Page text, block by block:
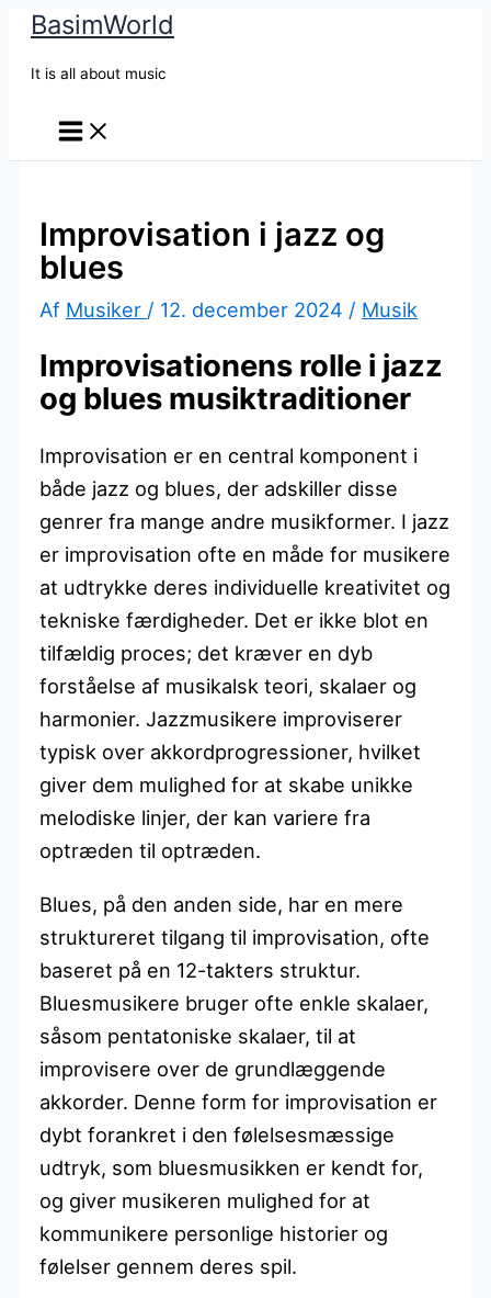
BasimWorld
It is all about music
Improvisation i jazz og
blues
Af Musiker / 12. december 2024 / Musik
Improvisationens rolle i jazz
og blues musiktraditioner
Improvisation er en central komponent i
både jazz og blues, der adskiller disse
genrer fra mange andre musikformer. I jazz
er improvisation ofte en måde for musikere
at udtrykke deres individuelle kreativitet og
tekniske færdigheder. Det er ikke blot en
tilfældig proces; det kræver en dyb
forståelse af musikalsk teori, skalaer og
harmonier. Jazzmusikere improviserer
typisk over akkordprogressioner, hvilket
giver dem mulighed for at skabe unikke
melodiske linjer, der kan variere fra
optræden til optræden.
Blues, på den anden side, har en mere
struktureret tilgang til improvisation, ofte
baseret på en 12-takters struktur.
Bluesmusikere bruger ofte enkle skalaer,
såsom pentatoniske skalaer, til at
improvisere over de grundlæggende
akkorder. Denne form for improvisation er
dybt forankret i den følelsesmæssige
udtryk, som bluesmusikken er kendt for,
og giver musikeren mulighed for at
kommunikere personlige historier og
følelser gennem deres spil.